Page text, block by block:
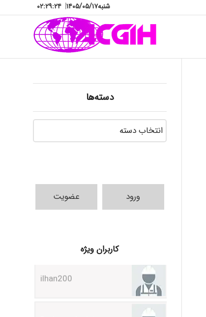
شنبه۱۴۰۵/۰۵/۱۷| ۰۲:۲۹:۲۵
دسته‌ها
دسته‌ها
ورود عضویت
کاربران ویژه
Radman Amini